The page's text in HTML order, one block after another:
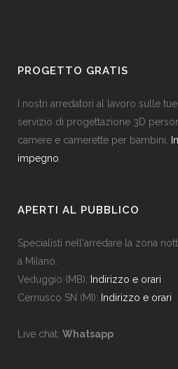
PROGETTO GRATIS
I nostri arredatori al lavoro sulle
servizio di progettazione 3D
camere e camerette per bambini.
impegno
APERTI AL PUBBLICO
Specialisti nell'arredare la zona
a Milano.
Veduggio (MB): Indirizzo e orari
Cernusco SN (MI): Indirizzo e orari
Live chat: Whatsapp